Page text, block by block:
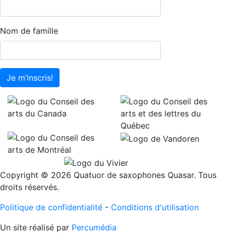
Nom de famille
Je m’inscris!
Copyright © 2026 Quatuor de saxophones Quasar. Tous
droits réservés.
Politique de confidentialité - Conditions d'utilisation
Un site réalisé par Percumédia